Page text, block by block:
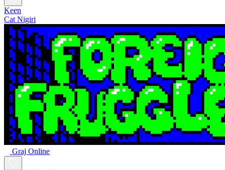
Keen
Cat Nigiri
Graj Online